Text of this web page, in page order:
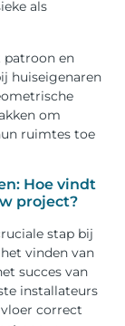
als
patroon en
huiseigenaren
om
ruimtes toe
Hoe vindt
project?
stap bij
vinden van
succes van
installateurs
correct